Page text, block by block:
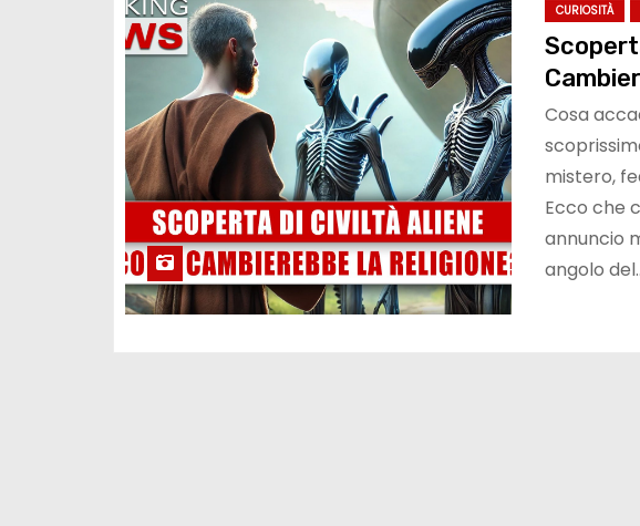
CURIOSITÀ
Cosa
mistero,
Ecco che
annuncio
angolo